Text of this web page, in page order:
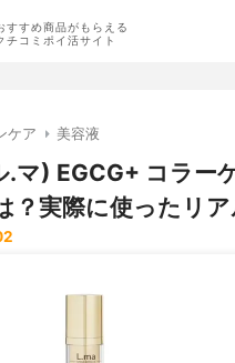
すすめ商品がもらえる
チコミポイ活サイト
ケア 美容液
マ) EGCG+ コラー
？実際に使ったリ